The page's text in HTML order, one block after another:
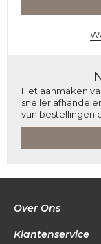
Het aanmaken
sneller
van bestellingen
Over Ons
Klantenservice